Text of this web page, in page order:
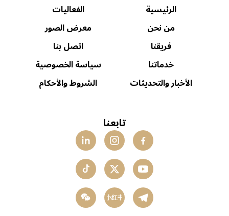
الرئيسية
من نحن
فريقنا
خدماتنا
الأخبار والتحديثات
الفعاليات
معرض الصور
اتصل بنا
سياسة الخصوصية
الشروط والأحكام
تابعنا
小红书